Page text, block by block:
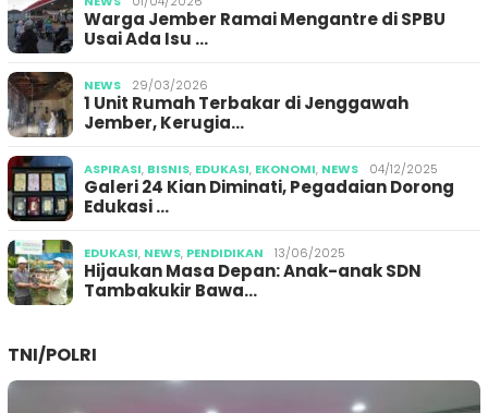
Warga Jember Ramai Mengantre di SPBU
Usai Ada Isu …
NEWS 29/03/2026
1 Unit Rumah Terbakar di Jenggawah
Jember, Kerugia…
ASPIRASI, BISNIS, EDUKASI, EKONOMI, NEWS 04/12/2025
Galeri 24 Kian Diminati, Pegadaian Dorong
Edukasi …
EDUKASI, NEWS, PENDIDIKAN 13/06/2025
Hijaukan Masa Depan: Anak-anak SDN
Tambakukir Bawa…
TNI/POLRI